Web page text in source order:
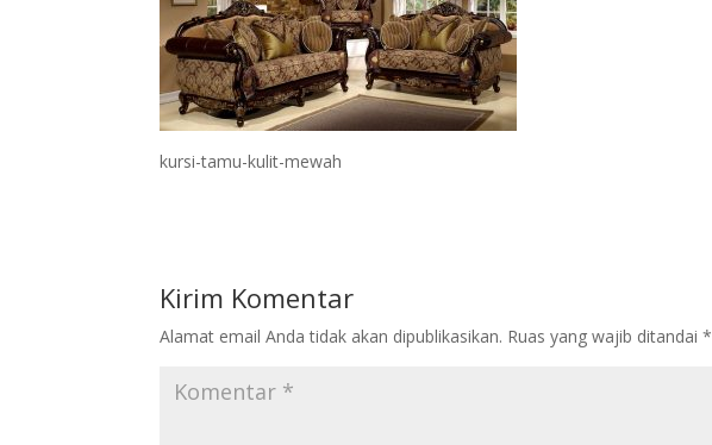
kursi-tamu-kulit-mewah
Kirim Komentar
Alamat email Anda tidak akan dipublikasikan. Ruas yang wajib ditandai*